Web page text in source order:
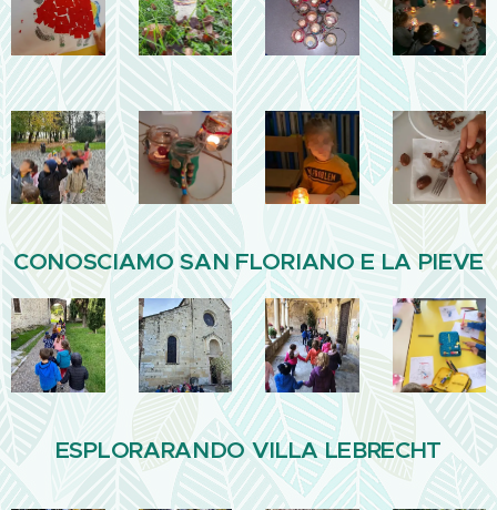
CONOSCIAMO SAN FLORIANO E LA PIEVE
ESPLORARANDO VILLA LEBRECHT